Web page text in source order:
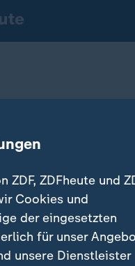
in New
ZDF, ZDFheute und
Cookies und
der eingesetzten
für unser
unsere Dienstleister